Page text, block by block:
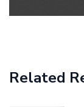
Related